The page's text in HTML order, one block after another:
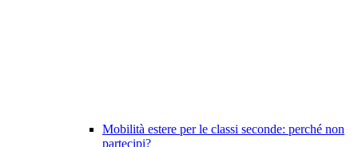
Mobilità estere per le classi seconde: perché non
partecipi?